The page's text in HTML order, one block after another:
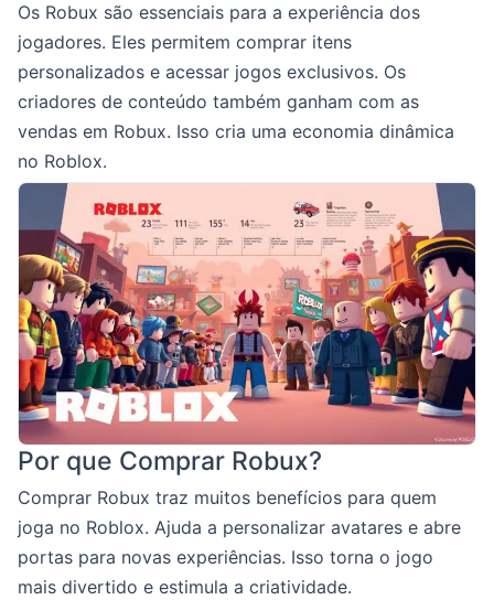
Os Robux são essenciais para a experiência dos
jogadores. Eles permitem comprar itens
personalizados e acessar jogos exclusivos. Os
criadores de conteúdo também ganham com as
vendas em Robux. Isso cria uma economia dinâmica
no Roblox.
Por que Comprar Robux?
Comprar Robux traz muitos benefícios para quem
joga no Roblox. Ajuda a personalizar avatares e abre
portas para novas experiências. Isso torna o jogo
mais divertido e estimula a criatividade.